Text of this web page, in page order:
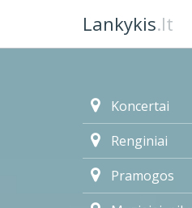
Lankykis.lt
Koncertai
Renginiai
Pramogos